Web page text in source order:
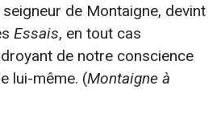
de Montaigne, devint
Essais, en tout cas
de notre conscience
lui-même. (Montaigne à